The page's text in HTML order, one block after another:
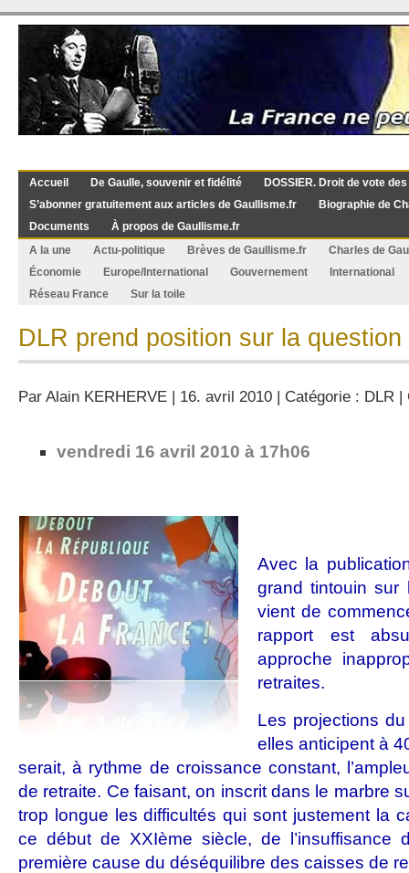
Accueil De Gaulle, souvenir et fidélité
DOSSIER. Droit de vote
S’abonner gratuitement aux articles de Gaullisme.fr
Biographie de
Documents
À propos de Gaullisme.fr
A la une
Actu-politique Brèves de Gaullisme.fr
Charles de
Économie
Europe/International Gouvernement
International
Réseau France
Sur la toile
DLR prend position sur la
Par Alain KERHERVE | 16. avril 2010 | Catégorie : DLR |
vendredi 16 avril 2010 à 17h06
Avec la
grand tintouin sur
vient de
rapport est
approche
retraites.
Les projections
elles anticipent à
serait, à rythme de croissance constant,
de retraite. Ce faisant, on inscrit dans le marbre
trop longue les difficultés qui sont justement la
ce début de XXIème siècle, de l’insuffisance
première cause du déséquilibre des caisses de